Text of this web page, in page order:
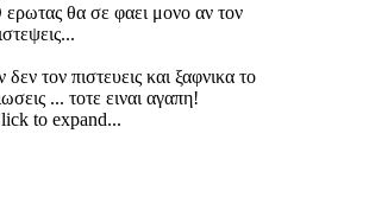
θα σε φαει μονο αν τον
δεν τον πιστευεις και ξαφνικα το
... τοτε ειναι αγαπη!
to expand...